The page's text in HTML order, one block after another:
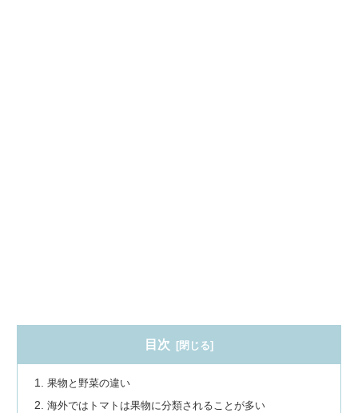
目次
果物と野菜の違い
海外ではトマトは果物に分類されることが多い